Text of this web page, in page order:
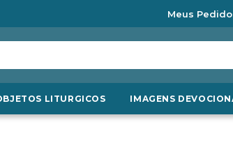
Meus
LITURGICOS IMAGENS